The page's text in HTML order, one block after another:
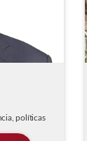
políticas